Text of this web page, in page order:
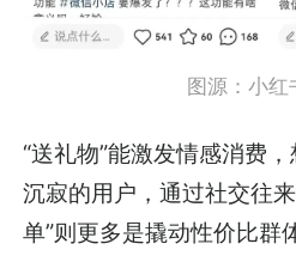
图源：小红
“送礼物”能激发情感消费
沉寂的用户，通过社交往
单”则更多是撬动性价比群